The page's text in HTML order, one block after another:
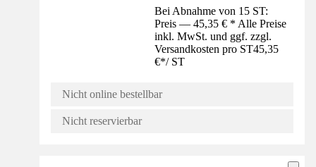
Bei Abnahme von 15 ST:
Preis — 45,35 € * Alle Preise
inkl. MwSt. und ggf. zzgl.
Versandkosten pro ST45,35
€*/ ST
Nicht online bestellbar
Nicht reservierbar